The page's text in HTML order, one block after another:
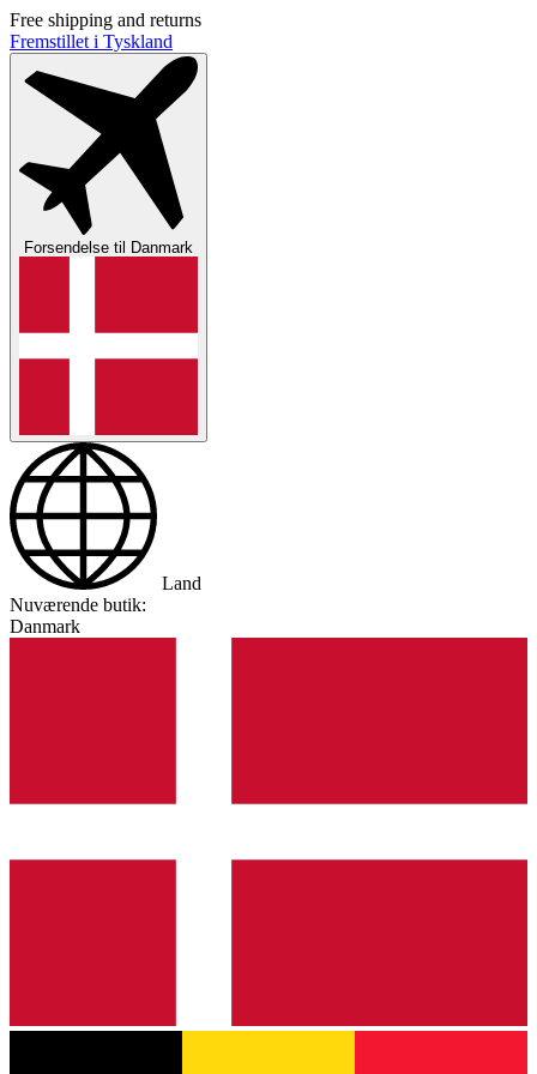
Free shipping and returns
Fremstillet i Tyskland
Forsendelse til Danmark
Land
Nuværende butik:
Danmark